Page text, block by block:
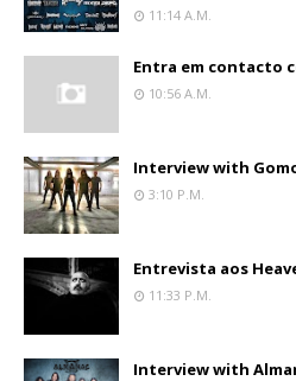
11:14 A.m.
Entra em contacto
10:56 A.m.
Interview with
3:10 P.m.
Entrevista aos
11:33 P.m.
Interview with